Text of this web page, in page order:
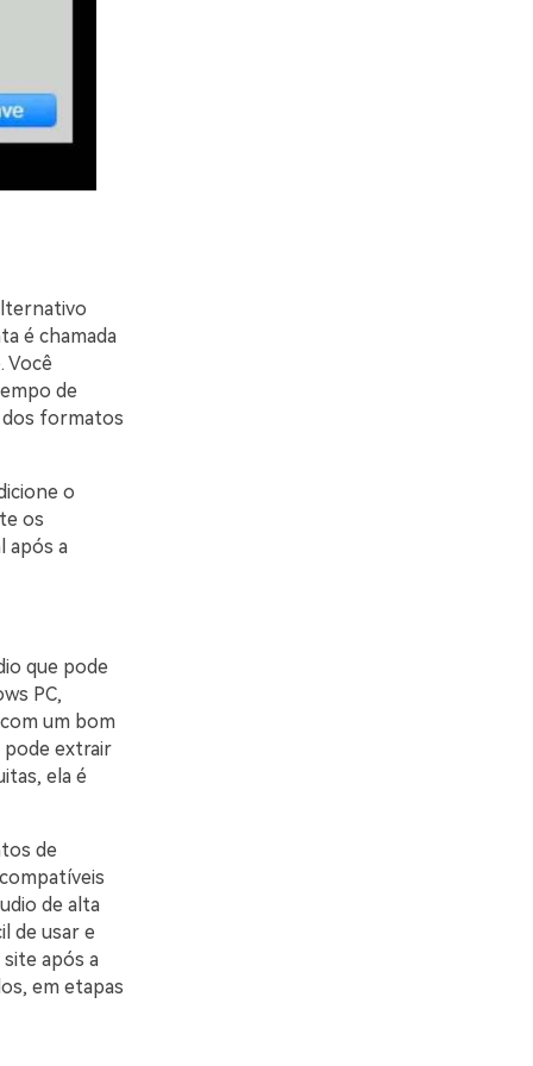
é chamada
Você
de
dos formatos
o
os
após a
que pode
PC,
um bom
pode extrair
ela é
de
de alta
de usar e
após a
em etapas